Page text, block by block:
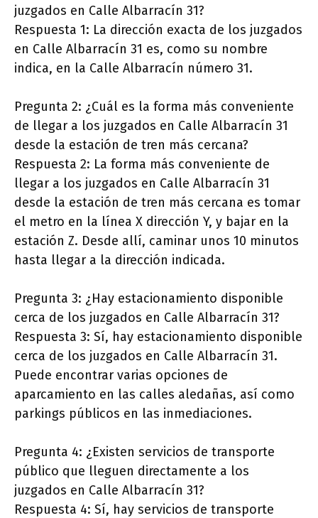
juzgados en Calle Albarracín 31?
Respuesta 1: La dirección exacta de los juzgados
en Calle Albarracín 31 es, como su nombre
indica, en la Calle Albarracín número 31.
Pregunta 2: ¿Cuál es la forma más conveniente
de llegar a los juzgados en Calle Albarracín 31
desde la estación de tren más cercana?
Respuesta 2: La forma más conveniente de
llegar a los juzgados en Calle Albarracín 31
desde la estación de tren más cercana es tomar
el metro en la línea X dirección Y, y bajar en la
estación Z. Desde allí, caminar unos 10 minutos
hasta llegar a la dirección indicada.
Pregunta 3: ¿Hay estacionamiento disponible
cerca de los juzgados en Calle Albarracín 31?
Respuesta 3: Sí, hay estacionamiento disponible
cerca de los juzgados en Calle Albarracín 31.
Puede encontrar varias opciones de
aparcamiento en las calles aledañas, así como
parkings públicos en las inmediaciones.
Pregunta 4: ¿Existen servicios de transporte
público que lleguen directamente a los
juzgados en Calle Albarracín 31?
Respuesta 4: Sí, hay servicios de transporte